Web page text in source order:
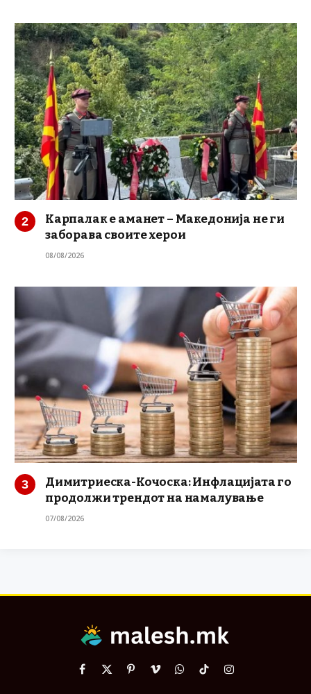
Карпалак е аманет – Македонија не ги
заборава своите херои
08/08/2026
Димитриеска-Кочоска: Инфлацијата го
продолжи трендот на намалување
07/08/2026
Facebook
X
PinterestVimeoWhatsApp
TikTokInstagram